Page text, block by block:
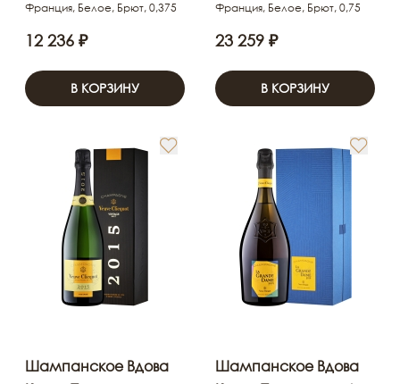
Франция, Белое, Брют, 0,375
12 236 ₽
В КОРЗИНУ
Франция, Белое, Брют, 0,75
23 259 ₽
В КОРЗИНУ
Шампанское Вдова
Шампанское Вдова